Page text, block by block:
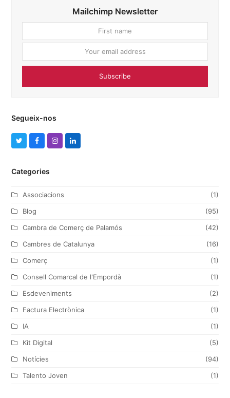
Mailchimp Newsletter
name
Subscribe
Segueix-nos
i
r
c
o
k
r
a
I
n
Categories
Associacions
(1)
Blog
(95)
Cambra de Comerç de Palamós
(42)
Cambres de Catalunya
(16)
Comerç
(1)
Consell Comarcal de l'Empordà
(1)
Esdeveniments
(2)
Factura Electrònica
(1)
IA
(1)
Kit Digital
(5)
Notícies
(94)
Talento Joven
(1)